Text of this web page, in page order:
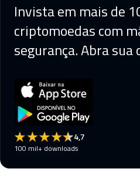
Invista em mais de
criptomoedas com
segurança. Abra
4,7
100 mil+ downloads